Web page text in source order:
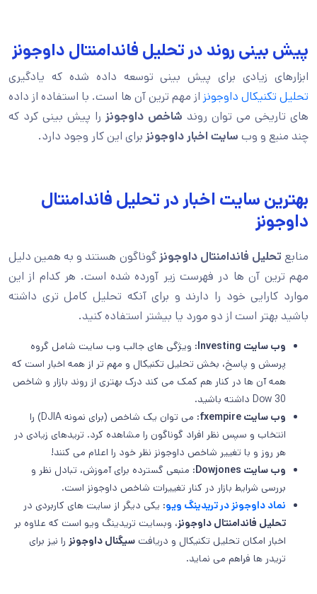
پیش بینی روند در تحلیل فاندامنتال داوجونز
ابزارهای زیادی برای پیش بینی توسعه داده شده که یادگیری
تحلیل تکنیکال داوجونز از مهم ترین آن ها است. با استفاده از داده
های تاریخی می توان روند شاخص داوجونز را پیش بینی کرد که
چند منبع و وب سایت اخبار داوجونز برای این کار وجود دارد.
بهترین سایت اخبار در تحلیل فاندامنتال
داوجونز
منابع تحلیل فاندامنتال داوجونزگوناگون هستند و به همین دلیل
مهم ترین آن ها در فهرست زیر آورده شده است. هر کدام از این
موارد کارایی خود را دارند و برای آنکه تحلیل کامل تری داشته
باشید بهتر است از دو مورد یا بیشتر استفاده کنید.
وب سایت Investing:
ویژگی های جالب وب سایت شامل گروه
پرسش و پاسخ، بخش تحلیل تکنیکال و مهم تر از همه اخبار است که
همه آن ها در کنار هم کمک می کند درک بهتری از روند بازار و شاخص
Dow 30 داشته باشید.
وب سایت fxempire:
می توان یک شاخص (برای نمونه DJIA) را
انتخاب و سپس نظر افراد گوناگون را مشاهده کرد. تریدهای زیادی در
هر روز و با تغییر شاخص داوجونز نظر خود را اعلام می کنند!
وب سایت Dowjones:
منبعی گسترده برای آموزش، تبادل نظر و
بررسی شرایط بازار در کنار تغییرات شاخص داوجونز است.
نماد داوجونز در تریدینگ ویو: یکی دیگر از سایت های کاربردی در
تحلیل فاندامنتال داوجونز، وبسایت تریدینگ ویو است که علاوه بر
اخبار امکان تحلیل تکنیکال و دریافت سیگنال داوجونز را نیز برای
تریدر ها فراهم می نماید.